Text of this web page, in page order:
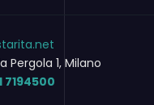
Pergola 1, Milano
7194500